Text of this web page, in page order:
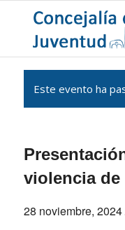
Este evento ha
violencia
28 noviembre, 2024